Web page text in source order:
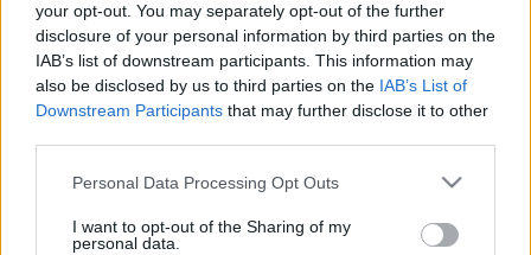
your opt-out. You may separately opt-out of the further
disclosure of your personal information by third parties on the
IAB’s list of downstream participants. This information may
also be disclosed by us to third parties on the IAB’s List of
Downstream Participants that may further disclose it to other
Please note that this website/app uses one or more Google
not limited to your visit or usage behaviour. You may click to
Personal Data Processing Opt Outs
I want to opt-out of the Sharing of my
personal data.
Ģenerālprokuratūrapaziņo, ko
secinājusi pēc armijas pārtikas
iepirkuma pārbaudes
“Kadviss būs skaidrs, tad…” Kariņš
pārtikas iepirkuma lietā